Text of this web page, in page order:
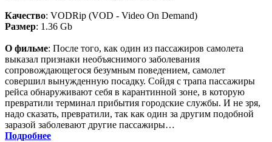
Качество: VODRip (VOD - Video On Demand)
Размер: 1.36 Gb
О фильме: После того, как один из пассажиров самолета
выказал признаки необъяснимого заболевания
сопровождающегося безумным поведением, самолет
совершил вынужденную посадку. Сойдя с трапа пассажиры
рейса обнаруживают себя в карантинной зоне, в которую
превратили терминал прибытия городские службы. И не зря,
надо сказать, превратили, так как один за другим подобной
заразой заболевают другие пассажиры…
Подробнее